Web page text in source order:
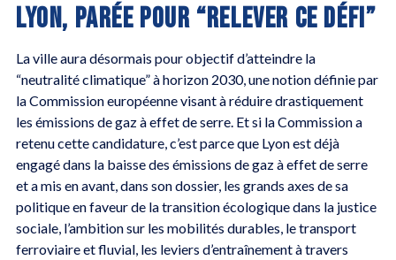
LYON, PARÉE POUR “RELEVER CE DÉFI”
La ville aura désormais pour objectif d’atteindre la
“neutralité climatique” à horizon 2030, une notion définie par
la Commission européenne visant à réduire drastiquement
les émissions de gaz à effet de serre. Et si la Commission a
retenu cette candidature, c’est parce que Lyon est déjà
engagé dans la baisse des émissions de gaz à effet de serre
et a mis en avant, dans son dossier, les grands axes de sa
politique en faveur de la transition écologique dans la justice
sociale, l’ambition sur les mobilités durables, le transport
ferroviaire et fluvial, les leviers d’entraînement à travers